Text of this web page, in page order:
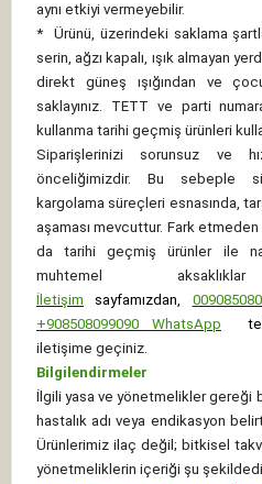
aynı etkiyi vermeyebilir.
*
Ürünü, üzerindeki saklama
serin, ağzı kapalı, ışık almayan
direkt güneş ışığından ve
saklayınız. TETT ve parti
kullanma tarihi geçmiş ürünleri
Siparişlerinizi sorunsuz ve
önceliğimizdir. Bu sebeple
kargolama süreçleri esnasında,
aşaması mevcuttur. Fark
da tarihi geçmiş ürünler ile
muhtemel
İletişim
sayfamızdan,
+908508099090 WhatsApp
iletişime geçiniz.
Bilgilendirmeler
İlgili yasa ve yönetmelikler gereği
hastalık adı veya endikasyon
Ürünlerimiz ilaç değil; bitkisel
yönetmeliklerin içeriği şu